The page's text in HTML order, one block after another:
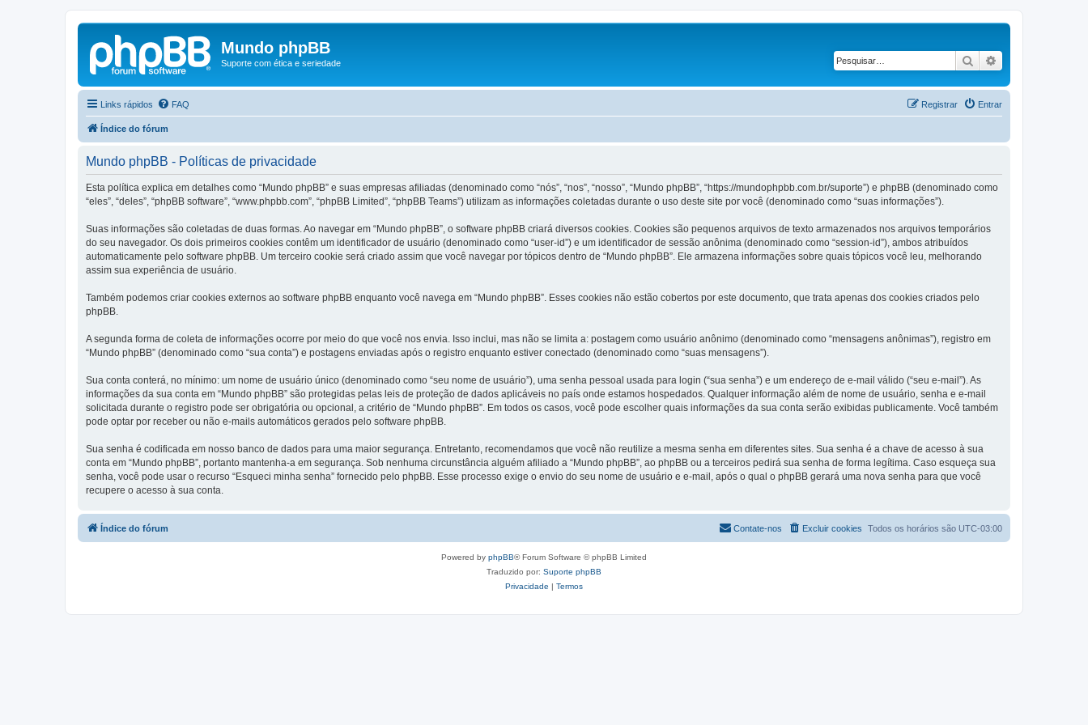
Mundo phpBB
Suporte com ética e seriedade Pesquisar
Links rápidos FAQ Entrar
Registrar
Índice do fórum
Mundo phpBB - Políticas de privacidade
Esta política explica em detalhes como “Mundo phpBB” e suas empresas afiliadas (denominado como “nós”, “nos”, “nosso”, “Mundo phpBB”, “https://mundophpbb.com.br/suporte”) e phpBB (denominado como
“eles”, “deles”, “phpBB software”, “www.phpbb.com”, “phpBB Limited”, “phpBB Teams”) utilizam as informações coletadas durante o uso deste site por você (denominado como “suas informações”).
Suas informações são coletadas de duas formas. Ao navegar em “Mundo phpBB”, o software phpBB criará diversos cookies. Cookies são pequenos arquivos de texto armazenados nos arquivos temporários
do seu navegador. Os dois primeiros cookies contêm um identificador de usuário (denominado como “user-id”) e um identificador de sessão anônima (denominado como “session-id”), ambos atribuídos
automaticamente pelo software phpBB. Um terceiro cookie será criado assim que você navegar por tópicos dentro de “Mundo phpBB”. Ele armazena informações sobre quais tópicos você leu, melhorando
assim sua experiência de usuário.
Também podemos criar cookies externos ao software phpBB enquanto você navega em “Mundo phpBB”. Esses cookies não estão cobertos por este documento, que trata apenas dos cookies criados pelo
phpBB.
A segunda forma de coleta de informações ocorre por meio do que você nos envia. Isso inclui, mas não se limita a: postagem como usuário anônimo (denominado como “mensagens anônimas”), registro em
“Mundo phpBB” (denominado como “sua conta”) e postagens enviadas após o registro enquanto estiver conectado (denominado como “suas mensagens”).
Sua conta conterá, no mínimo: um nome de usuário único (denominado como “seu nome de usuário”), uma senha pessoal usada para login (“sua senha”) e um endereço de e-mail válido (“seu e-mail”). As
informações da sua conta em “Mundo phpBB” são protegidas pelas leis de proteção de dados aplicáveis no país onde estamos hospedados. Qualquer informação além de nome de usuário, senha e e-mail
solicitada durante o registro pode ser obrigatória ou opcional, a critério de “Mundo phpBB”. Em todos os casos, você pode escolher quais informações da sua conta serão exibidas publicamente. Você também
pode optar por receber ou não e-mails automáticos gerados pelo software phpBB.
Sua senha é codificada em nosso banco de dados para uma maior segurança. Entretanto, recomendamos que você não reutilize a mesma senha em diferentes sites. Sua senha é a chave de acesso à sua
conta em “Mundo phpBB”, portanto mantenha-a em segurança. Sob nenhuma circunstância alguém afiliado a “Mundo phpBB”, ao phpBB ou a terceiros pedirá sua senha de forma legítima. Caso esqueça sua
senha, você pode usar o recurso “Esqueci minha senha” fornecido pelo phpBB. Esse processo exige o envio do seu nome de usuário e e-mail, após o qual o phpBB gerará uma nova senha para que você
recupere o acesso à sua conta.
Índice do fórum Todos os horários são UTC-03:00
Excluir cookies
Contate-nos
Powered by phpBB® Forum Software © phpBB Limited
Traduzido por: Suporte phpBB
Privacidade | Termos